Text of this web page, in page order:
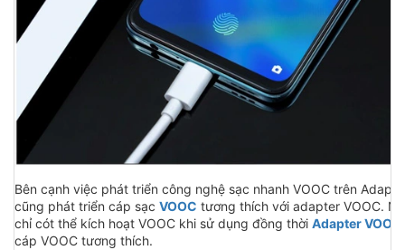
Bên cạnh việc phát triển công nghệ sạc nhanh VOOC trên
cũng phát triển cáp sạc VOOC tương thích với adapter VOOC.
chỉ cót thể kích hoạt VOOC khi sử dụng đồng thời Adapter VOOC
cáp VOOC tương thích.